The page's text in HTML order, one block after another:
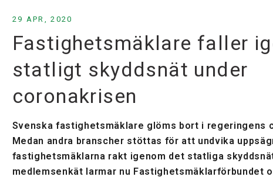
29 APR, 2020
Fastighetsmäklare faller
statligt skyddsnät under
coronakrisen
Svenska fastighetsmäklare glöms bort i regeringens
Medan andra branscher stöttas för att undvika
fastighetsmäklarna rakt igenom det statliga
medlemsenkät larmar nu Fastighetsmäklarförbundet